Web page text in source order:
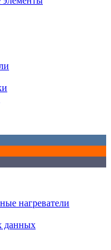
нагреватели
данных